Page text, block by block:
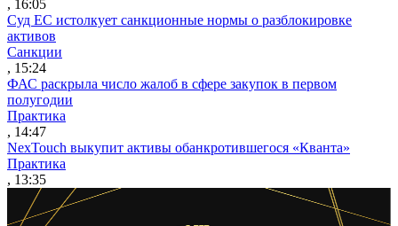
, 16:05
Суд ЕС истолкует санкционные нормы о разблокировке
активов
Санкции
, 15:24
ФАС раскрыла число жалоб в сфере закупок в первом
полугодии
Практика
, 14:47
NexTouch выкупит активы обанкротившегося «Кванта»
Практика
, 13:35